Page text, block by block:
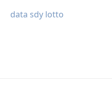
data sdy lotto